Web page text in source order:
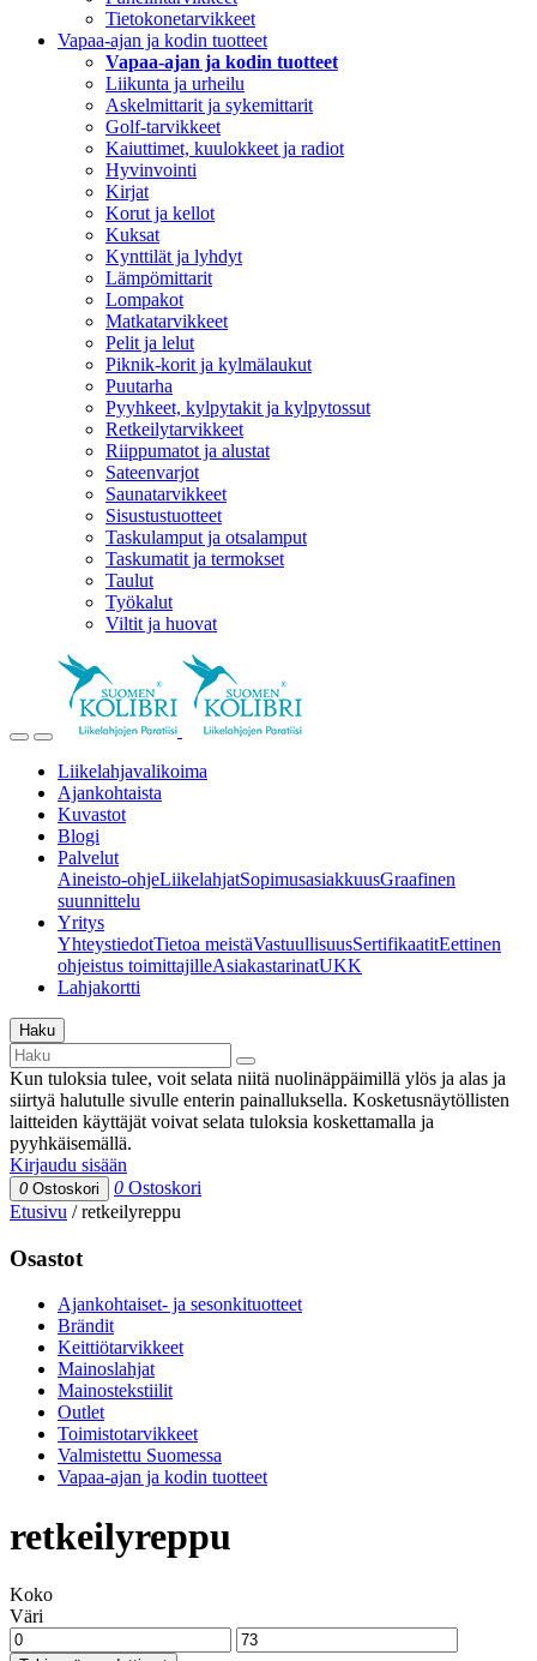
Tietokonetarvikkeet
Vapaa-ajan ja kodin tuotteet
Vapaa-ajan ja kodin tuotteet
Liikunta ja urheilu
Askelmittarit ja sykemittarit
Golf-tarvikkeet
Kaiuttimet, kuulokkeet ja radiot
Hyvinvointi
Kirjat
Korut ja kellot
Kuksat
Kynttilät ja lyhdyt
Lämpömittarit
Lompakot
Matkatarvikkeet
Pelit ja lelut
Piknik-korit ja kylmälaukut
Puutarha
Pyyhkeet, kylpytakit ja kylpytossut
Retkeilytarvikkeet
Riippumatot ja alustat
Sateenvarjot
Saunatarvikkeet
Sisustustuotteet
Taskulamput ja otsalamput
Taskumatit ja termokset
Taulut
Työkalut
Viltit ja huovat
Liikelahjavalikoima
Ajankohtaista
Kuvastot
Blogi
Palvelut
Aineisto-ohjeLiikelahjatSopimusasiakkuusGraafinen
suunnittelu
Yritys
YhteystiedotTietoa meistäVastuullisuusSertifikaatitEettinen
ohjeistus toimittajilleAsiakastarinatUKK
Lahjakortti
Haku
Kun tuloksia tulee, voit selata niitä nuolinäppäimillä ylös ja alas ja
siirtyä halutulle sivulle enterin painalluksella. Kosketusnäytöllisten
laitteiden käyttäjät voivat selata tuloksia koskettamalla ja
pyyhkäisemällä.
Kirjaudu sisään
0 Ostoskori 0 Ostoskori
Etusivu /retkeilyreppu
Osastot
Ajankohtaiset- ja sesonkituotteet
Brändit
Keittiötarvikkeet
Mainoslahjat
Mainostekstiilit
Outlet
Toimistotarvikkeet
Valmistettu Suomessa
Vapaa-ajan ja kodin tuotteet
retkeilyreppu
Koko
Väri